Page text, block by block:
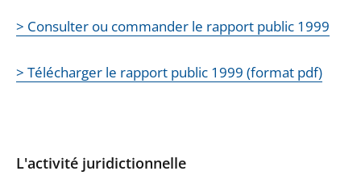
> Consulter ou commander le rapport public 1999
> Télécharger le rapport public 1999 (format pdf)
L'activité juridictionnelle